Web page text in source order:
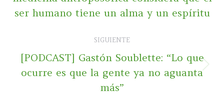
anterior:
ser humano tiene un alma y un espíritu
SIGUIENTE
Publicación
siguiente:
[PODCAST] Gastón Soublette: “Lo que
ocurre es que la gente ya no aguanta
más”